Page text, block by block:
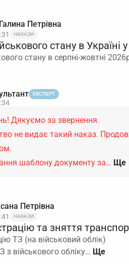
Петрівна
НАКАЗИ
стану в Україні
стану в серпні-жовтні
ЕКСПЕРТ
Дякуємо за звернення.
не видає такий наказ.
шаблону документу за… Ще
Петрівна
НАКАЗИ
та зняття
ТЗ (на військовий облік)
військового обліку…